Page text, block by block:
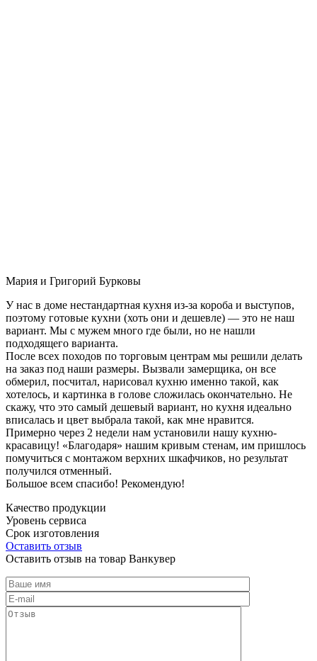
Мария и Григорий Бурковы
У нас в доме нестандартная кухня из-за короба и выступов,
поэтому готовые кухни (хоть они и дешевле) — это не наш
вариант. Мы с мужем много где были, но не нашли
подходящего варианта.
После всех походов по торговым центрам мы решили делать
на заказ под наши размеры. Вызвали замерщика, он все
обмерил, посчитал, нарисовал кухню именно такой, как
хотелось, и картинка в голове сложилась окончательно. Не
скажу, что это самый дешевый вариант, но кухня идеально
вписалась и цвет выбрала такой, как мне нравится.
Примерно через 2 недели нам установили нашу кухню-
красавицу! «Благодаря» нашим кривым стенам, им пришлось
помучиться с монтажом верхних шкафчиков, но результат
получился отменный.
Большое всем спасибо! Рекомендую!
Качество продукции
Уровень сервиса
Срок изготовления
Оставить отзыв
Оставить отзыв на товар Ванкувер